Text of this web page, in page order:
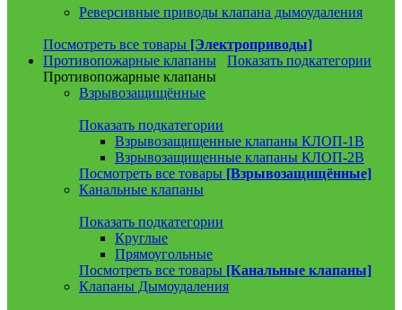
Реверсивные приводы клапана дымоудаления
Посмотреть все товары [Электроприводы]
Противопожарные клапаны
Показать подкатегории
Противопожарные клапаны
Взрывозащищённые
Показать подкатегории
Взрывозащищенные клапаны КЛОП-1В
Взрывозащищенные клапаны КЛОП-2В
Посмотреть все товары [Взрывозащищённые]
Канальные клапаны
Показать подкатегории
Круглые
Прямоугольные
Посмотреть все товары [Канальные клапаны]
Клапаны Дымоудаления